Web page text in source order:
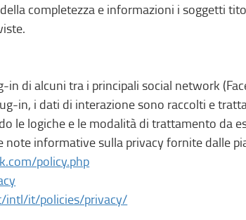
completezza e informazioni i soggetti
di alcuni tra i principali social network
in, i dati di interazione sono raccolti e
le logiche e le modalità di trattamento da
note informative sulla privacy fornite dalle
policy.php
intl/it/policies/privacy/